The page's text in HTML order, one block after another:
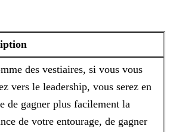
des vestiaires, si vous vous
vers le leadership, vous serez en
de gagner plus facilement la
de votre entourage, de gagner